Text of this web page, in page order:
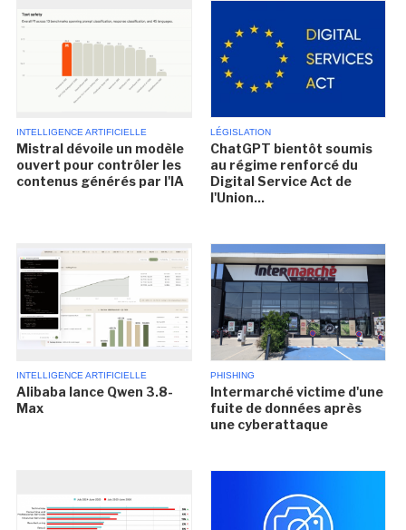
INTELLIGENCE ARTIFICIELLE
Mistral dévoile un modèle
ouvert pour contrôler les
contenus générés par l'IA
LÉGISLATION
ChatGPT bientôt soumis
au régime renforcé du
Digital Service Act de
l'Union...
INTELLIGENCE ARTIFICIELLE
Alibaba lance Qwen 3.8-
Max
PHISHING
Intermarché victime d'une
fuite de données après
une cyberattaque